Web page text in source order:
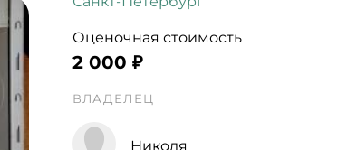
Оценочная стоимость
2 000 ₽
ВЛАДЕЛЕЦ
Николя